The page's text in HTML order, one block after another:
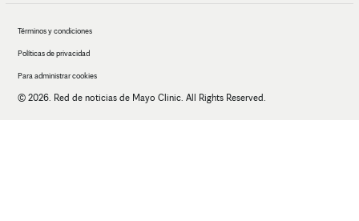
Términos y condiciones
Políticas de privacidad
Para administrar cookies
© 2026. Red de noticias de Mayo Clinic. All Rights Reserved.